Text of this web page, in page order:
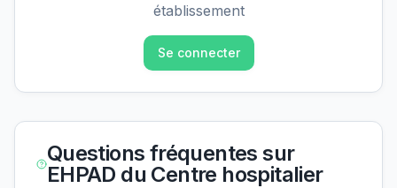
établissement
Se connecter
Questions fréquentes sur
EHPAD du Centre hospitalier